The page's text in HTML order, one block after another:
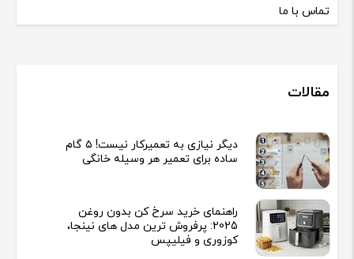
تماس با ما
مقالات
دیگر نیازی به تعمیرکار نیست! ۵ گام
ساده برای تعمیر هر وسیله خانگی
راهنمای خرید سرخ کن بدون روغن
2025: پرفروش ترین مدل های نینجا،
کوزوری و فیلیپس